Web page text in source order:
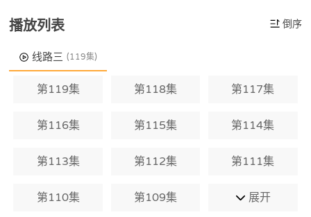
播放列表 倒序
线路三 (119集)
第119集 第118集 第117集
第116集 第115集 第114集
第113集 第112集 第111集
第110集 第109集 展开